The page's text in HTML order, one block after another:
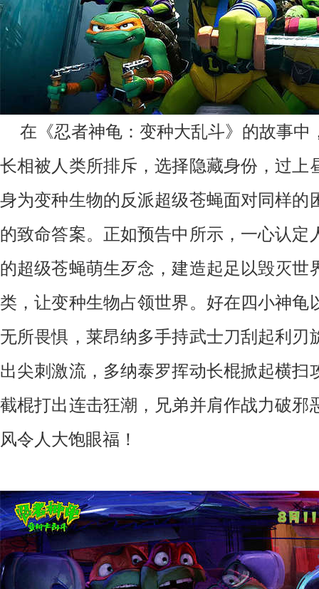
在《忍者神龟：变种大乱斗》的故事中
长相被人类所排斥，选择隐藏身份，过上
身为变种生物的反派超级苍蝇面对同样的
的致命答案。正如预告中所示，一心认定
的超级苍蝇萌生歹念，建造起足以毁灭世
类，让变种生物占领世界。好在四小神龟
无所畏惧，莱昂纳多手持武士刀刮起利刃
出尖刺激流，多纳泰罗挥动长棍掀起横扫
截棍打出连击狂潮，兄弟并肩作战力破邪
风令人大饱眼福！